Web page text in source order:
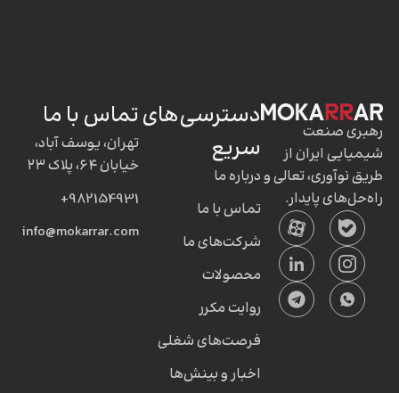
رهبری صنعت
شیمیایی ایران از
طریق نوآوری، تعالی و
راه‌حل‌های پایدار.
دسترسی‌های
سریع
درباره ما
تماس با ما
شرکت‌های ما
محصولات
روایت مکرر
فرصت‌های شغلی
اخبار و بینش‌ها
تماس با ما
تهران، یوسف آباد،
خیابان ۶۴، پلاک ۲۳
982154931+
info@mokarrar.com